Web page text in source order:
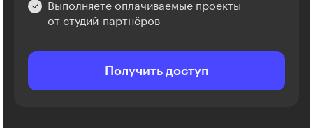
Выполняете оплачиваемые проекты
от студий-партнёров
Получить доступ